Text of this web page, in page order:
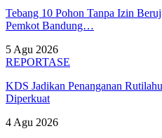
Tebang 10 Pohon Tanpa Izin
Pemkot Bandung…
5 Agu 2026
REPORTASE
KDS Jadikan Penanganan
Diperkuat
4 Agu 2026